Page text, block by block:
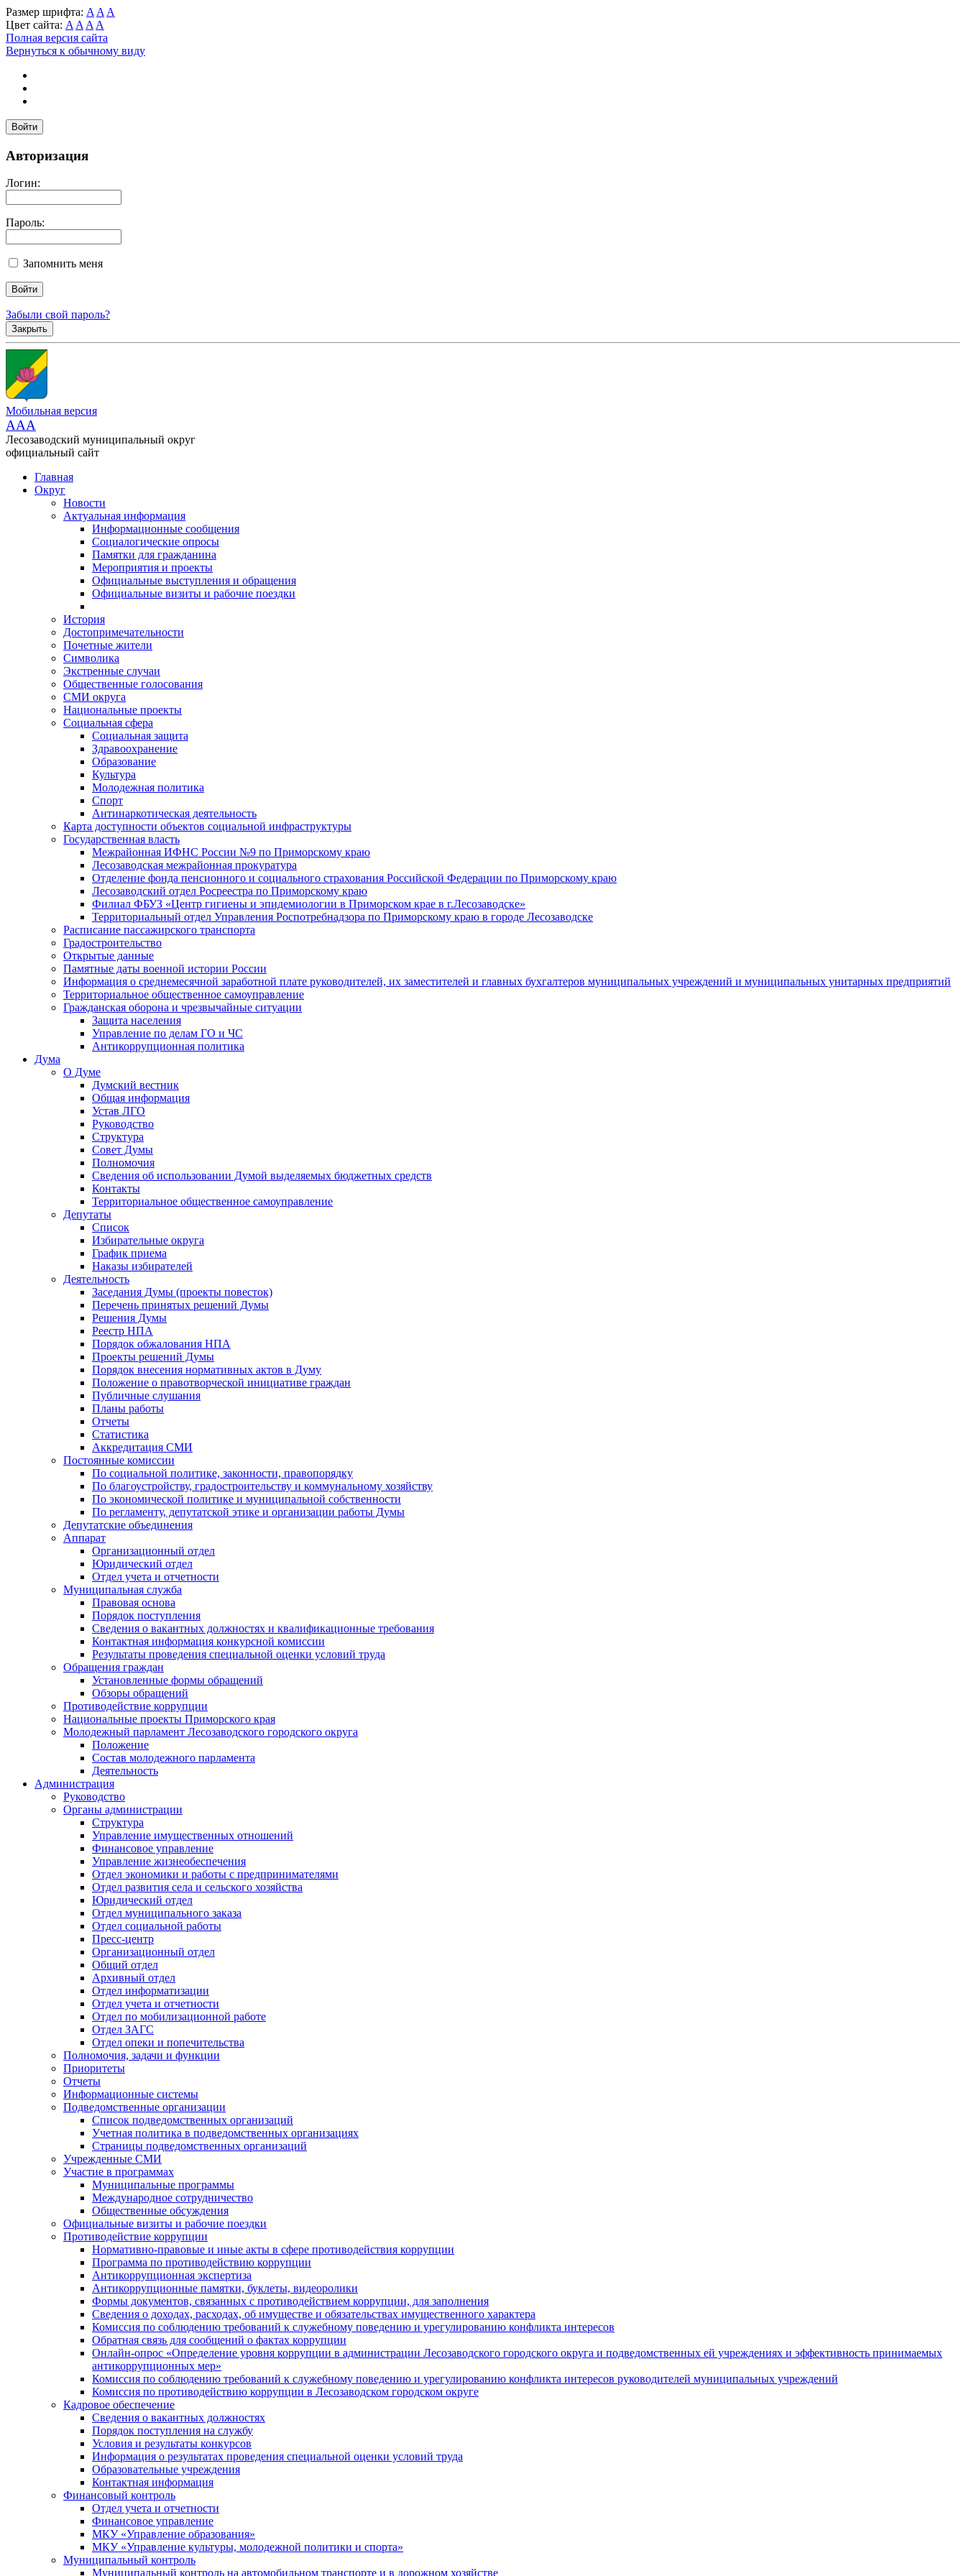
Размер шрифта: A A A
Цвет сайта: A A A A
Полная версия сайта
Вернуться к обычному виду
Войти
Авторизация
Логин:
Пароль:
Запомнить меня
Забыли свой пароль?
Закрыть
Мобильная версия
AAA
Лесозаводский муниципальный округ
официальный сайт
Главная
Округ
Новости
Актуальная информация
Информационные сообщения
Социалогические опросы
Памятки для гражданина
Мероприятия и проекты
Официальные выступления и обращения
Официальные визиты и рабочие поездки
История
Достопримечательности
Почетные жители
Символика
Экстренные случаи
Общественные голосования
СМИ округа
Национальные проекты
Социальная сфера
Социальная защита
Здравоохранение
Образование
Культура
Молодежная политика
Спорт
Антинаркотическая деятельность
Карта доступности объектов социальной инфраструктуры
Государственная власть
Межрайонная ИФНС России №9 по Приморскому краю
Лесозаводская межрайонная прокуратура
Отделение фонда пенсионного и социального страхования Российской Федерации по Приморскому краю
Лесозаводский отдел Росреестра по Приморскому краю
Филиал ФБУЗ «Центр гигиены и эпидемиологии в Приморском крае в г.Лесозаводске»
Территориальный отдел Управления Роспотребнадзора по Приморскому краю в городе Лесозаводске
Расписание пассажирского транспорта
Градостроительство
Открытые данные
Памятные даты военной истории России
Информация о среднемесячной заработной плате руководителей, их заместителей и главных бухгалтеров муниципальных учреждений и муниципальных унитарных предприятий
Территориальное общественное самоуправление
Гражданская оборона и чрезвычайные ситуации
Защита населения
Управление по делам ГО и ЧС
Антикоррупционная политика
Дума
О Думе
Думский вестник
Общая информация
Устав ЛГО
Руководство
Структура
Совет Думы
Полномочия
Сведения об использовании Думой выделяемых бюджетных средств
Контакты
Территориальное общественное самоуправление
Депутаты
Список
Избирательные округа
График приема
Наказы избирателей
Деятельность
Заседания Думы (проекты повесток)
Перечень принятых решений Думы
Решения Думы
Реестр НПА
Порядок обжалования НПА
Проекты решений Думы
Порядок внесения нормативных актов в Думу
Положение о правотворческой инициативе граждан
Публичные слушания
Планы работы
Отчеты
Статистика
Аккредитация СМИ
Постоянные комиссии
По социальной политике, законности, правопорядку
По благоустройству, градостроительству и коммунальному хозяйству
По экономической политике и муниципальной собственности
По регламенту, депутатской этике и организации работы Думы
Депутатские объединения
Аппарат
Организационный отдел
Юридический отдел
Отдел учета и отчетности
Муниципальная служба
Правовая основа
Порядок поступления
Сведения о вакантных должностях и квалификационные требования
Контактная информация конкурсной комиссии
Результаты проведения специальной оценки условий труда
Обращения граждан
Установленные формы обращений
Обзоры обращений
Противодействие коррупции
Национальные проекты Приморского края
Молодежный парламент Лесозаводского городского округа
Положение
Состав молодежного парламента
Деятельность
Администрация
Руководство
Органы администрации
Структура
Управление имущественных отношений
Финансовое управление
Управление жизнеобеспечения
Отдел экономики и работы с предпринимателями
Отдел развития села и сельского хозяйства
Юридический отдел
Отдел муниципального заказа
Отдел социальной работы
Пресс-центр
Организационный отдел
Общий отдел
Архивный отдел
Отдел информатизации
Отдел учета и отчетности
Отдел по мобилизационной работе
Отдел ЗАГС
Отдел опеки и попечительства
Полномочия, задачи и функции
Приоритеты
Отчеты
Информационные системы
Подведомственные организации
Список подведомственных организаций
Учетная политика в подведомственных организациях
Страницы подведомственных организаций
Учрежденные СМИ
Участие в программах
Муниципальные программы
Международное сотрудничество
Общественные обсуждения
Официальные визиты и рабочие поездки
Противодействие коррупции
Нормативно-правовые и иные акты в сфере противодействия коррупции
Программа по противодействию коррупции
Антикоррупционная экспертиза
Антикоррупционные памятки, буклеты, видеоролики
Формы документов, связанных с противодействием коррупции, для заполнения
Сведения о доходах, расходах, об имуществе и обязательствах имущественного характера
Комиссия по соблюдению требований к служебному поведению и урегулированию конфликта интересов
Обратная связь для сообщений о фактах коррупции
Онлайн-опрос «Определение уровня коррупции в администрации Лесозаводского городского округа и подведомственных ей учреждениях и эффективность принимаемых
антикоррупционных мер»
Комиссия по соблюдению требований к служебному поведению и урегулированию конфликта интересов руководителей муниципальных учреждений
Комиссия по противодействию коррупции в Лесозаводском городском округе
Кадровое обеспечение
Сведения о вакантных должностях
Порядок поступления на службу
Условия и результаты конкурсов
Информация о результатах проведения специальной оценки условий труда
Образовательные учреждения
Контактная информация
Финансовый контроль
Отдел учета и отчетности
Финансовое управление
МКУ «Управление образования»
МКУ «Управление культуры, молодежной политики и спорта»
Муниципальный контроль
Муниципальный контроль на автомобильном транспорте и в дорожном хозяйстве